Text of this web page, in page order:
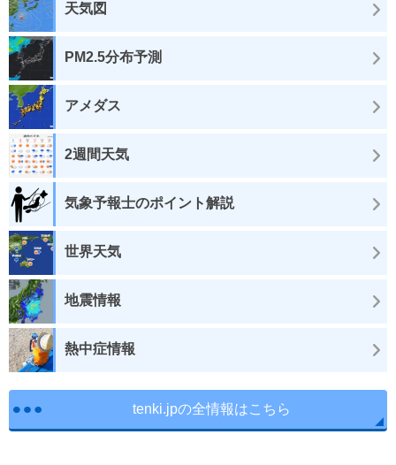
天気図
PM2.5分布予測
アメダス
2週間天気
気象予報士のポイント解説
世界天気
地震情報
熱中症情報
tenki.jpの全情報はこちら